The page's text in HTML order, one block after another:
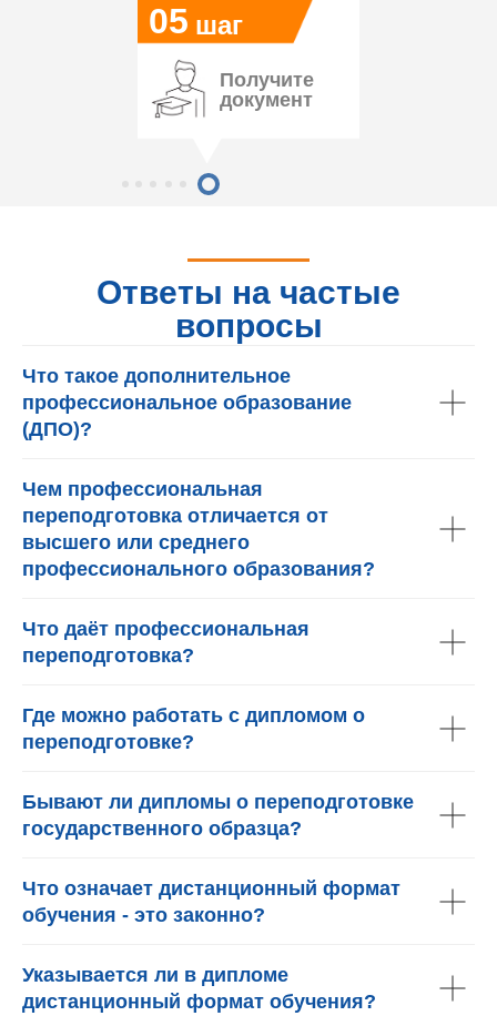
05 шаг
Получите
документ
Ответы на частые
вопросы
Что такое дополнительное
профессиональное образование
(ДПО)?
Чем профессиональная
переподготовка отличается от
высшего или среднего
профессионального образования?
Что даёт профессиональная
переподготовка?
Где можно работать с дипломом о
переподготовке?
Бывают ли дипломы о переподготовке
государственного образца?
Что означает дистанционный формат
обучения - это законно?
Указывается ли в дипломе
дистанционный формат обучения?